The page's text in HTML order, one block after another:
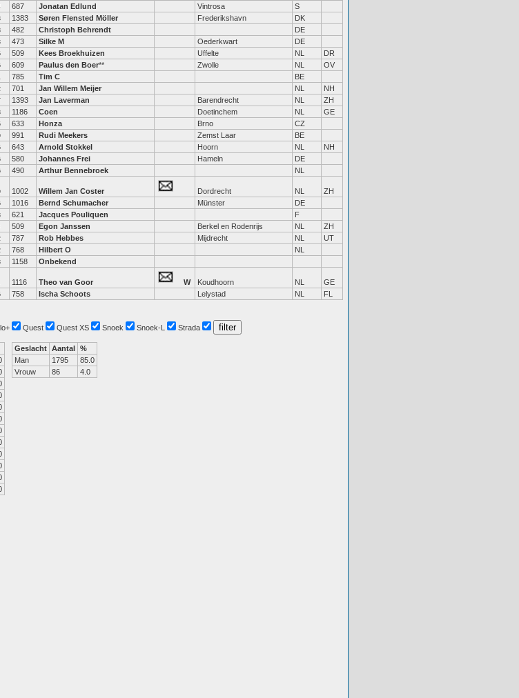
687 Jonatan Edlund Vintrosa
S
1383 Søren Flensted Möller Frederikshavn
DK
482 Christoph Behrendt
DE
473 Silke M Oederkwart
DE
509 Kees Broekhuizen Uffelte NL
DR
609 Paulus den Boer** Zwolle NL
OV
785 Tim C
BE
701 Jan Willem Meijer NL
NH
1393 Jan Laverman Barendrecht NL
ZH
1186 Coen Doetinchem NL
GE
633 Honza Brno
CZ
991 Rudi Meekers Zemst Laar
BE
643 Arnold Stokkel Hoorn NL
NH
580 Johannes Frei Hameln
DE
490 Arthur Bennebroek NL
1002 Willem Jan Coster Dordrecht NL
ZH
1016 Bernd Schumacher Münster
DE
621 Jacques Pouliquen
F
509 Egon Janssen Berkel en Rodenrijs NL
ZH
787 Rob Hebbes Mijdrecht NL
UT
768 Hilbert O
NL
1158 Onbekend
1116 Theo van Goor W Koudhoorn NL
GE
758 Ischa Schoots Lelystad NL FL
Quest Quest XS Snoek Snoek-L Strada
Geslacht Aantal %
Man
1795
85.0
Vrouw
86 4.0